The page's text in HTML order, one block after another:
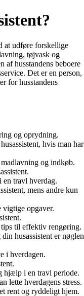
at udføre forskellige
tøjvask og
af husstandens beboere
Det er en person,
for husstandens
og oprydning.
hvis man har
madlavning og indkøb.
travl hverdag.
mens andre kun
vigtige opgaver.
tips til effektiv rengøring.
husassistent er nøglen
i hverdagen.
hjælp i en travl periode.
lette hverdagens stress.
rent og ryddeligt hjem.